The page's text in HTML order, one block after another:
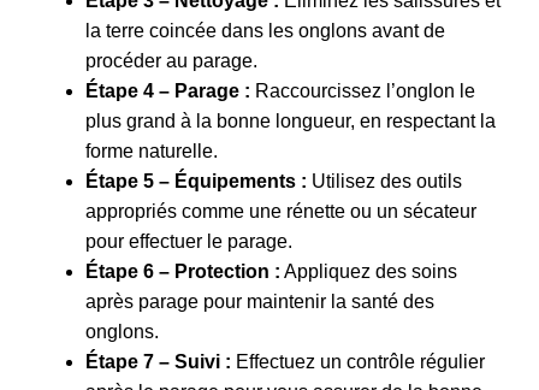
la terre coincée dans les onglons avant de
procéder au parage.
Étape 4 – Parage : Raccourcissez l’onglon le
plus grand à la bonne longueur, en respectant la
forme naturelle.
Étape 5 – Équipements : Utilisez des outils
appropriés comme une rénette ou un sécateur
pour effectuer le parage.
Étape 6 – Protection : Appliquez des soins
après parage pour maintenir la santé des
onglons.
Étape 7 – Suivi : Effectuez un contrôle régulier